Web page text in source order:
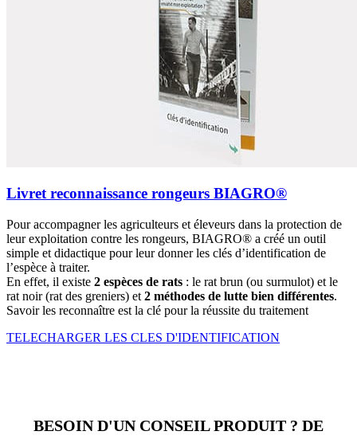
Livret reconnaissance rongeurs BIAGRO®
Pour accompagner les agriculteurs et éleveurs dans la protection de
leur exploitation contre les rongeurs, BIAGRO® a créé un outil
simple et didactique pour leur donner les clés d’identification de
l’espèce à traiter.
En effet, il existe 2 espèces de rats : le rat brun (ou surmulot) et le
rat noir (rat des greniers) et 2 méthodes de lutte bien différentes.
Savoir les reconnaître est la clé pour la réussite du traitement
TELECHARGER LES CLES D'IDENTIFICATION
BESOIN D'UN CONSEIL PRODUIT ? DE